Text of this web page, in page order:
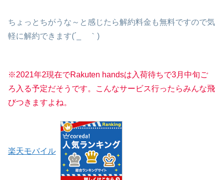
ちょっとちがうな～と感じたら解約料金も無料ですので気
軽に解約できます(´_ゝ｀)
※2021年2現在でRakuten handsは入荷待ちで3月中旬ご
ろ入る予定だそうです。こんなサービス行ったらみんな飛
びつきますよね。
楽天モバイル